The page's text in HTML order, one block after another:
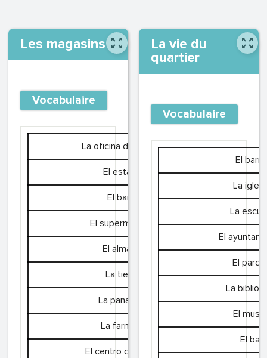
Les magasins
Vocabulaire
La oficina de correos
El estanco
El banco
El supermercado
El almacén
La tienda
La panadería
La farmacia
El centro comercial
La vie du
quartier
Vocabulaire
El
La
La
El
El
La
El
El bar